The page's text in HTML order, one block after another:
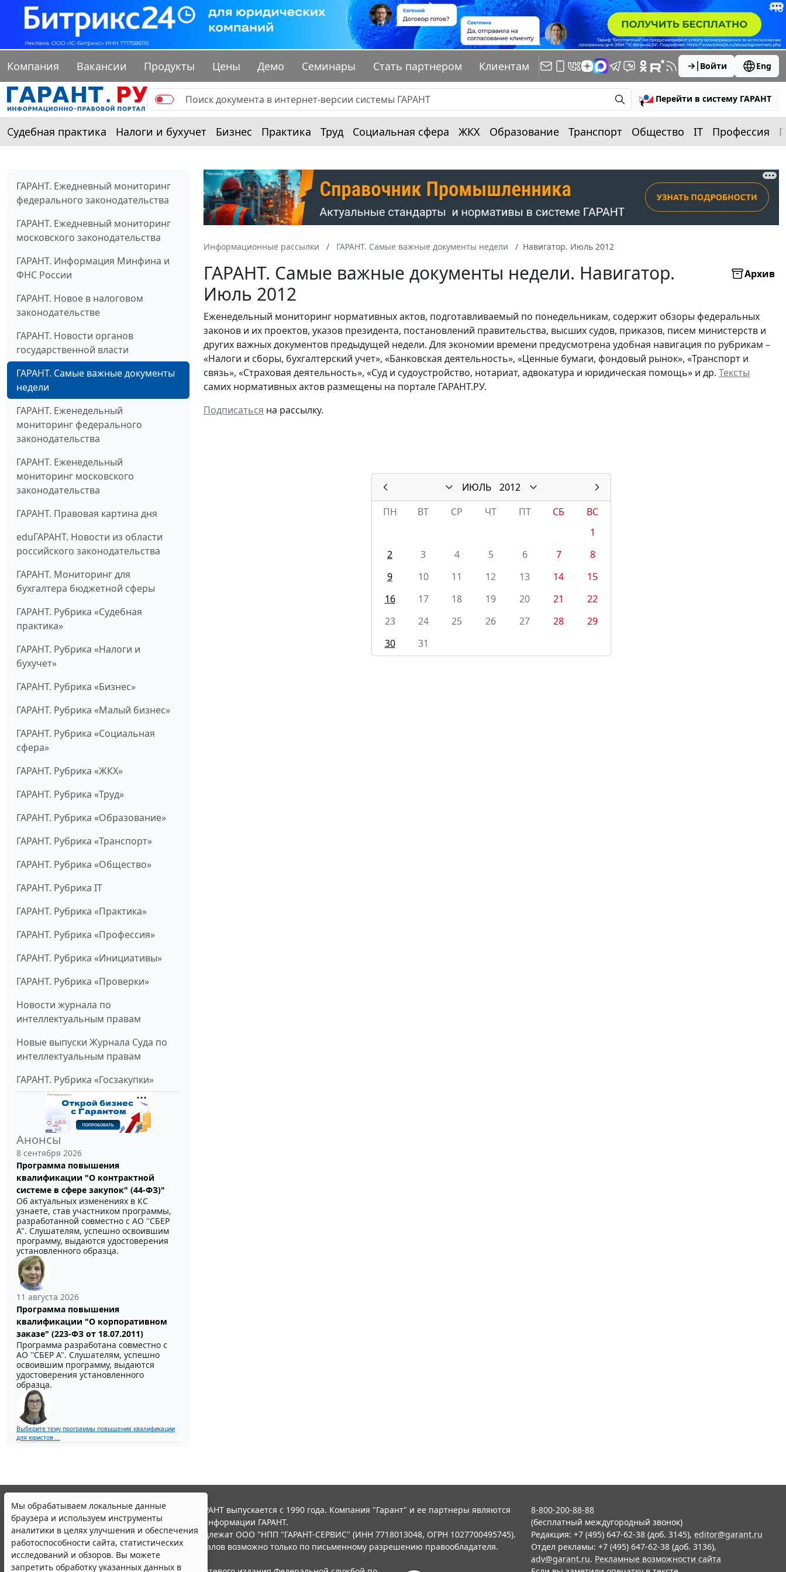
Компания Вакансии Продукты Цены Демо Семинары Стать партнером Клиентам Войти Eng
Перейти в систему ГАРАНТ
Судебная практика Налоги и бухучет Бизнес Практика Труд Социальная сфера ЖКХ Образование Транспорт Общество IT Профессия
ГАРАНТ. Ежедневный мониторинг
федерального законодательства
ГАРАНТ. Ежедневный мониторинг
московского законодательства
ГАРАНТ. Информация Минфина и
ФНС России
ГАРАНТ. Новое в налоговом
законодательстве
ГАРАНТ. Новости органов
государственной власти
ГАРАНТ. Самые важные документы
недели
ГАРАНТ. Еженедельный
мониторинг федерального
законодательства
ГАРАНТ. Еженедельный
мониторинг московского
законодательства
ГАРАНТ. Правовая картина дня
eduГАРАНТ. Новости из области
российского законодательства
ГАРАНТ. Мониторинг для
бухгалтера бюджетной сферы
ГАРАНТ. Рубрика «Судебная
практика»
ГАРАНТ. Рубрика «Налоги и
бухучет»
ГАРАНТ. Рубрика «Бизнес»
ГАРАНТ. Рубрика «Малый бизнес»
ГАРАНТ. Рубрика «Социальная
сфера»
ГАРАНТ. Рубрика «ЖКХ»
ГАРАНТ. Рубрика «Труд»
ГАРАНТ. Рубрика «Образование»
ГАРАНТ. Рубрика «Транспорт»
ГАРАНТ. Рубрика «Общество»
ГАРАНТ. Рубрика IT
ГАРАНТ. Рубрика «Практика»
ГАРАНТ. Рубрика «Профессия»
ГАРАНТ. Рубрика «Инициативы»
ГАРАНТ. Рубрика «Проверки»
Новости журнала по
интеллектуальным правам
Новые выпуски Журнала Суда по
интеллектуальным правам
ГАРАНТ. Рубрика «Госзакупки»
Анонсы
8 сентября 2026
Программа повышения
квалификации "О контрактной
системе в сфере закупок" (44-ФЗ)"
Об актуальных изменениях в КС
узнаете, став участником программы,
разработанной совместно с АО ''СБЕР
А". Слушателям, успешно освоившим
программу, выдаются удостоверения
установленного образца.
11 августа 2026
Программа повышения
квалификации "О корпоративном
заказе" (223-ФЗ от 18.07.2011)
Программа разработана совместно с
АО ''СБЕР А". Слушателям, успешно
освоившим программу, выдаются
удостоверения установленного
образца.
Выберите тему программы повышения квалификации
для юристов ...
Информационные рассылки ГАРАНТ. Самые важные документы недели Навигатор. Июль 2012
ГАРАНТ. Самые важные документы недели. Навигатор.
Июль 2012
Архив
Еженедельный мониторинг нормативных актов, подготавливаемый по понедельникам, содержит обзоры федеральных
законов и их проектов, указов президента, постановлений правительства, высших судов, приказов, писем министерств и
других важных документов предыдущей недели. Для экономии времени предусмотрена удобная навигация по рубрикам –
«Налоги и сборы, бухгалтерский учет», «Банковская деятельность», «Ценные бумаги, фондовый рынок», «Транспорт и
связь», «Страховая деятельность», «Суд и судоустройство, нотариат, адвокатура и юридическая помощь» и др. Тексты
самих нормативных актов размещены на портале ГАРАНТ.РУ.
Подписаться на рассылку.
ИЮЛЬ
2012
ПН
ВТ СР ЧТ ПТ СБ
ВС
1
2
3 4 5 6 7
8
9
10 11 12 13 14
15
16
17 18 19 20 21
22
23
24 25 26 27 28
29
30
31
Мы обрабатываем локальные данные
браузера и используем инструменты
аналитики в целях улучшения и обеспечения
работоспособности сайта, статистических
исследований и обзоров. Вы можете
запретить обработку указанных данных в
© ООО "НПП "ГАРАНТ-СЕРВИС", 2026. Система ГАРАНТ выпускается с 1990 года. Компания "Гарант" и ее партнеры являются
участниками Российской ассоциации правовой информации ГАРАНТ.
Все права на материалы сайта ГАРАНТ.РУ принадлежат ООО "НПП "ГАРАНТ-СЕРВИС" (ИНН 7718013048, ОГРН 1027700495745).
Полное или частичное воспроизведение материалов возможно только по письменному разрешению правообладателя.
Правила использования портала.
8-800-200-88-88
(бесплатный междугородный звонок)
Редакция: +7 (495) 647-62-38 (доб. 3145), editor@garant.ru
Отдел рекламы: +7 (495) 647-62-38 (доб. 3136),
adv@garant.ru. Рекламные возможности сайта